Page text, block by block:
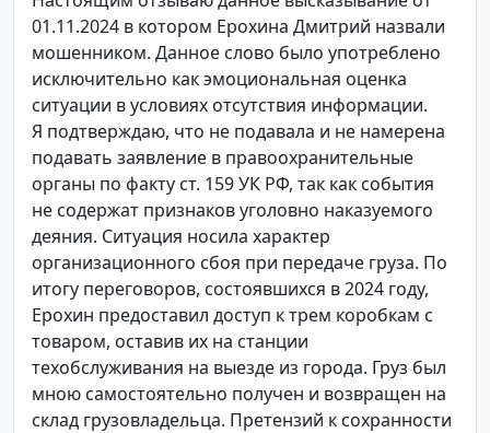
01.11.2024 в котором Ерохина Дмитрий назвали
мошенником. Данное слово было употреблено
исключительно как эмоциональная оценка
ситуации в условиях отсутствия информации.
Я подтверждаю, что не подавала и не намерена
подавать заявление в правоохранительные
органы по факту ст. 159 УК РФ, так как события
не содержат признаков уголовно наказуемого
деяния. Ситуация носила характер
организационного сбоя при передаче груза. По
итогу переговоров, состоявшихся в 2024 году,
Ерохин предоставил доступ к трем коробкам с
товаром, оставив их на станции
техобслуживания на выезде из города. Груз был
мною самостоятельно получен и возвращен на
склад грузовладельца. Претензий к сохранности